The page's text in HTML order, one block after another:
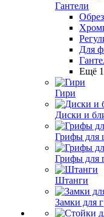
Гантели
Для
Ещё 1
Гири
Диски и
Грифы для
Грифы для
Штанги
Замки для